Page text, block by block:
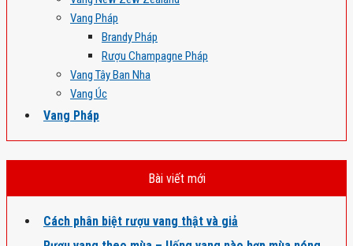
Vang Pháp
Brandy Pháp
Rượu Champagne Pháp
Vang Tây Ban Nha
Vang Úc
Vang Pháp
Bài viết mới
Cách phân biệt rượu vang thật và giả